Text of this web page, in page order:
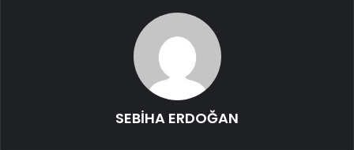
SEBİHA ERDOĞAN